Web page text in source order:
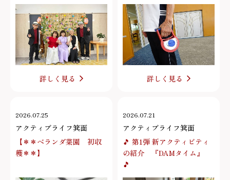
詳しく見る 詳しく見る
2026.07.25
アクティブライフ箕面
【＊＊ベランダ菜園 初収
穫＊＊】
2026.07.21
アクティブライフ箕面
🎵 第1弾 新アクティビティ
の紹介 『DAMタイム』
🎵